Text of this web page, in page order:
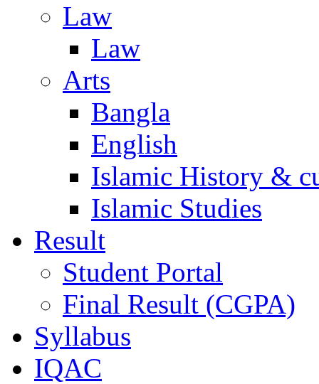
Law
Law
Arts
Bangla
English
Islamic History &
Islamic Studies
Result
Student Portal
Final Result (CGPA)
Syllabus
IQAC